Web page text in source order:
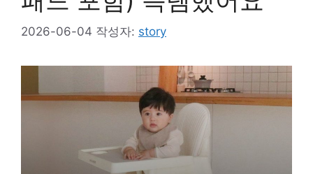
2026-06-04 작성자: story